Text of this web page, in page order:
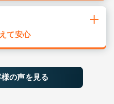
て安心
の声を見る